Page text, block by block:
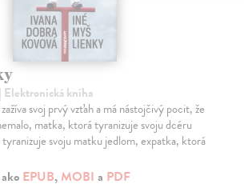
| Elektronická kniha
svoj prvý vzťah a má nástojčivý pocit, že
matka, ktorá tyranizuje svoju dcéru
svoju matku jedlom, expatka, ktorá
EPUB, MOBI a PDF